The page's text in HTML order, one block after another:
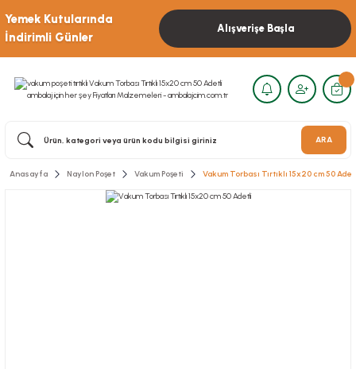
Yemek Kutularında
İndirimli Günler
Alışverişe Başla
ARA
Anasayfa Naylon Poşet Vakum Poşeti Vakum Torbası Tırtıklı 15x20 cm 50